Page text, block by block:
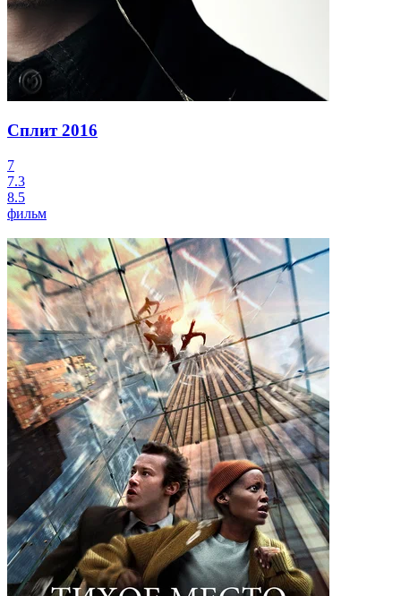
Сплит2016
7
7.3
8.5
фильм